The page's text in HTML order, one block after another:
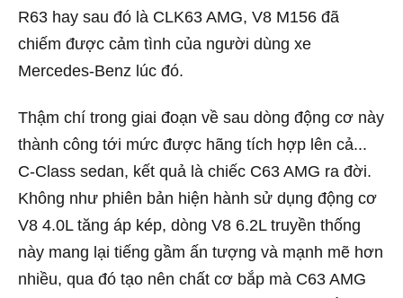
R63 hay sau đó là CLK63 AMG, V8 M156 đã
chiếm được cảm tình của người dùng xe
Mercedes-Benz lúc đó.
Thậm chí trong giai đoạn về sau dòng động cơ này
thành công tới mức được hãng tích hợp lên cả...
C-Class sedan, kết quả là chiếc C63 AMG ra đời.
Không như phiên bản hiện hành sử dụng động cơ
V8 4.0L tăng áp kép, dòng V8 6.2L truyền thống
này mang lại tiếng gầm ấn tượng và mạnh mẽ hơn
nhiều, qua đó tạo nên chất cơ bắp mà C63 AMG